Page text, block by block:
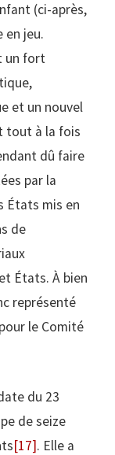
(ci-après,
en jeu.
un fort
et un nouvel
tout à la fois
dû faire
par la
États mis en
de
États. À bien
représenté
pour le Comité
du 23
de seize
[17]. Elle a